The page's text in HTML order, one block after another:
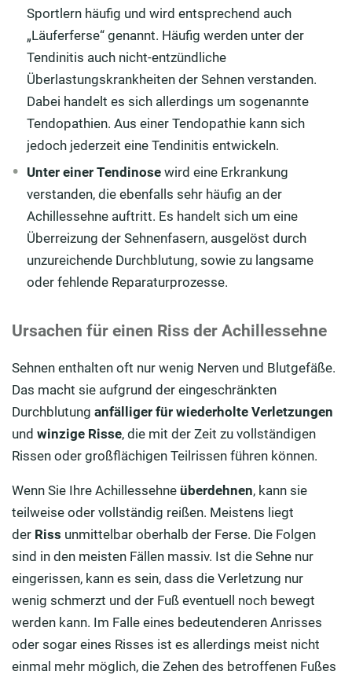
Sportlern häufig und wird entsprechend auch
„Läuferferse“ genannt. Häufig werden unter der
Tendinitis auch nicht-entzündliche
Überlastungskrankheiten der Sehnen verstanden.
Dabei handelt es sich allerdings um sogenannte
Tendopathien. Aus einer Tendopathie kann sich
jedoch jederzeit eine Tendinitis entwickeln.
Unter einer Tendinose wird eine Erkrankung
verstanden, die ebenfalls sehr häufig an der
Achillessehne auftritt. Es handelt sich um eine
Überreizung der Sehnenfasern, ausgelöst durch
unzureichende Durchblutung, sowie zu langsame
oder fehlende Reparaturprozesse.
Ursachen für einen Riss der Achillessehne
Sehnen enthalten oft nur wenig Nerven und Blutgefäße.
Das macht sie aufgrund der eingeschränkten
Durchblutung anfälliger für wiederholte Verletzungen
und winzige Risse, die mit der Zeit zu vollständigen
Rissen oder großflächigen Teilrissen führen können.
Wenn Sie Ihre Achillessehne überdehnen, kann sie
teilweise oder vollständig reißen. Meistens liegt
der Riss unmittelbar oberhalb der Ferse. Die Folgen
sind in den meisten Fällen massiv. Ist die Sehne nur
eingerissen, kann es sein, dass die Verletzung nur
wenig schmerzt und der Fuß eventuell noch bewegt
werden kann. Im Falle eines bedeutenderen Anrisses
oder sogar eines Risses ist es allerdings meist nicht
einmal mehr möglich, die Zehen des betroffenen Fußes